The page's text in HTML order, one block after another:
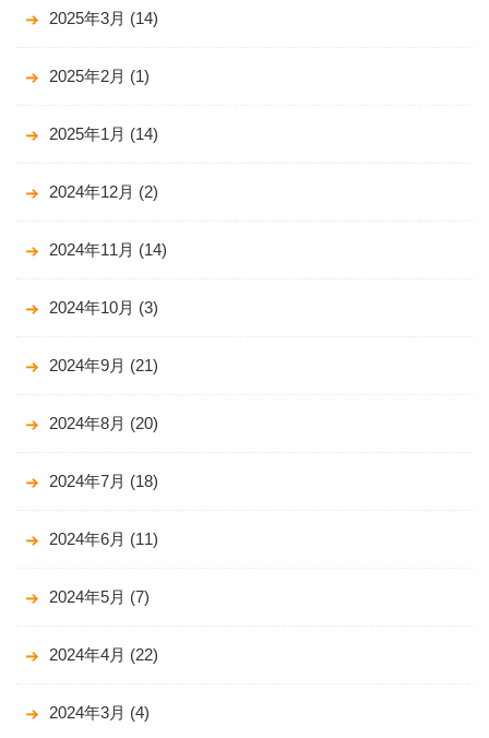
2025年3月 (14)
2025年2月 (1)
2025年1月 (14)
2024年12月 (2)
2024年11月 (14)
2024年10月 (3)
2024年9月 (21)
2024年8月 (20)
2024年7月 (18)
2024年6月 (11)
2024年5月 (7)
2024年4月 (22)
2024年3月 (4)